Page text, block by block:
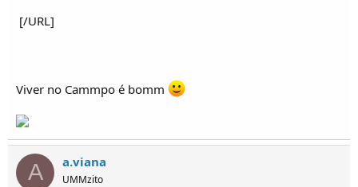
[/URL]
Viver no Cammpo é bomm
A a.viana
UMMzito